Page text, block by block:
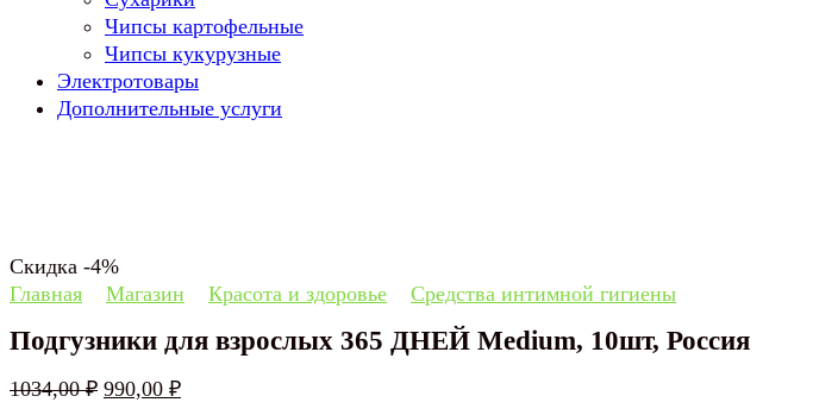
Чипсы картофельные
Чипсы кукурузные
Электротовары
Дополнительные услуги
Скидка -4%
Главная
Магазин Красота и здоровье Средства интимной гигиены
Подгузники для взрослых 365 ДНЕЙ Medium, 10шт, Россия
1034,00₽ Первоначальная
990,00 ₽Текущая